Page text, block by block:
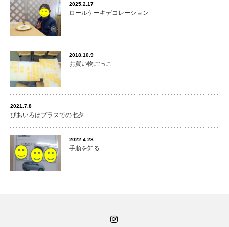
2025.2.17
ロールケーキデコレーション
2018.10.9
お買い物ごっこ
2021.7.8
ぴあいろはプラスでの七夕
2022.4.28
手順を知る